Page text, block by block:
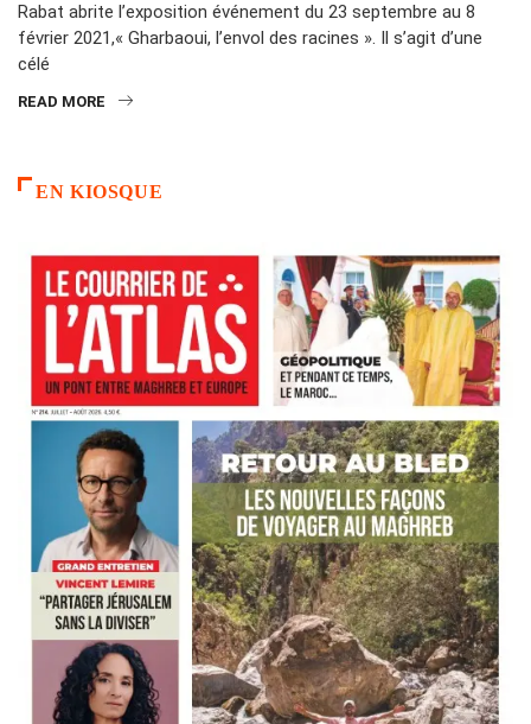
Rabat abrite l’exposition événement du 23 septembre au 8
février 2021,« Gharbaoui, l’envol des racines ». Il s’agit d’une
célé
READ MORE
EN KIOSQUE